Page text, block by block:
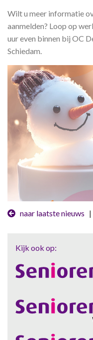
Wilt u meer informatie
aanmelden? Loop op
uur even binnen bij OC
Schiedam.
naar laatste nieuws |
Kijk ook op: